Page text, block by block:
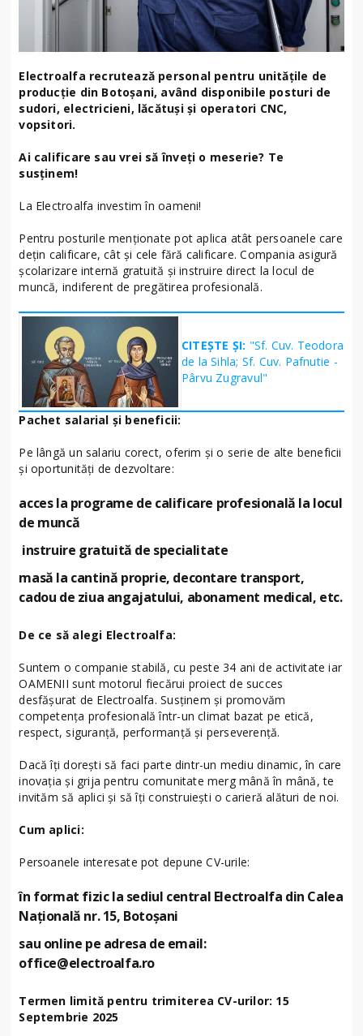
Electroalfa recrutează personal pentru unitățile de
producție din Botoșani, având disponibile posturi de
sudori, electricieni, lăcătuși și operatori CNC,
vopsitori.
Ai calificare sau vrei să înveți o meserie? Te
susținem!
La Electroalfa investim în oameni!
Pentru posturile menționate pot aplica atât persoanele care
dețin calificare, cât și cele fără calificare. Compania asigură
școlarizare internă gratuită și instruire direct la locul de
muncă, indiferent de pregătirea profesională.
CITEȘTE ȘI: "Sf. Cuv. Teodora
de la Sihla; Sf. Cuv. Pafnutie -
Pârvu Zugravul"
Pachet salarial și beneficii:
Pe lângă un salariu corect, oferim și o serie de alte beneficii
și oportunități de dezvoltare:
acces la programe de calificare profesională la locul
de muncă
instruire gratuită de specialitate
masă la cantină proprie, decontare transport,
cadou de ziua angajatului, abonament medical, etc.
De ce să alegi Electroalfa:
Suntem o companie stabilă, cu peste 34 ani de activitate iar
OAMENII sunt motorul fiecărui proiect de succes
desfășurat de Electroalfa. Susținem și promovăm
competența profesională într-un climat bazat pe etică,
respect, siguranță, performanță și perseverență.
Dacă îți dorești să faci parte dintr-un mediu dinamic, în care
inovația și grija pentru comunitate merg mână în mână, te
invităm să aplici și să îți construiești o carieră alături de noi.
Cum aplici:
Persoanele interesate pot depune CV-urile:
în format fizic la sediul central Electroalfa din Calea
Națională nr. 15, Botoșani
sau online pe adresa de email:
office@electroalfa.ro
Termen limită pentru trimiterea CV-urilor: 15
Septembrie 2025